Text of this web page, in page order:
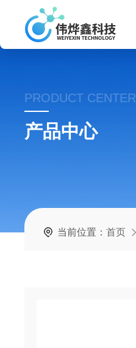
PRODUCT CENTER
产品中心
当前位置：首页